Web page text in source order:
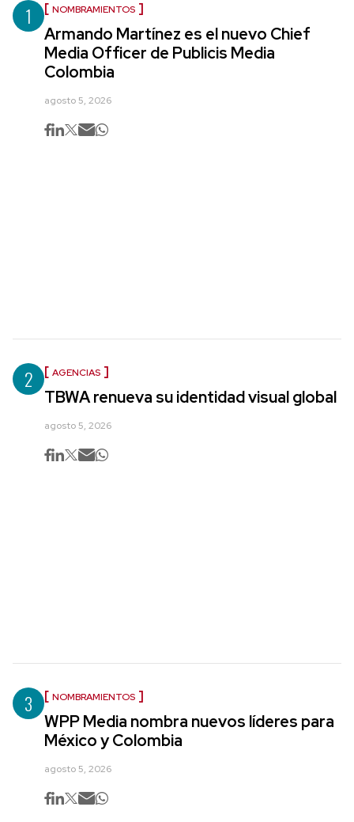
1 NOMBRAMIENTOS
Armando Martínez es el nuevo Chief
Media Officer de Publicis Media
Colombia
agosto 5, 2026
2 AGENCIAS
TBWA renueva su identidad visual global
agosto 5, 2026
3 NOMBRAMIENTOS
WPP Media nombra nuevos líderes para
México y Colombia
agosto 5, 2026